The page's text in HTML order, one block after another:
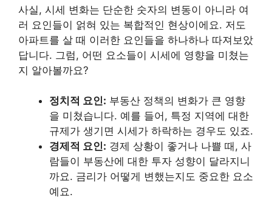
사실, 시세 변화는 단순한 숫자의 변동이 아니라 여
러 요인들이 얽혀 있는 복합적인 현상이에요. 저도
아파트를 살 때 이러한 요인들을 하나하나 따져보았
답니다. 그럼, 어떤 요소들이 시세에 영향을 미쳤는
지 알아볼까요?
정치적 요인: 부동산 정책의 변화가 큰 영향
을 미쳤습니다. 예를 들어, 특정 지역에 대한
규제가 생기면 시세가 하락하는 경우도 있죠.
경제적 요인: 경제 상황이 좋거나 나쁠 때, 사
람들이 부동산에 대한 투자 성향이 달라지니
까요. 금리가 어떻게 변했는지도 중요한 요소
예요.